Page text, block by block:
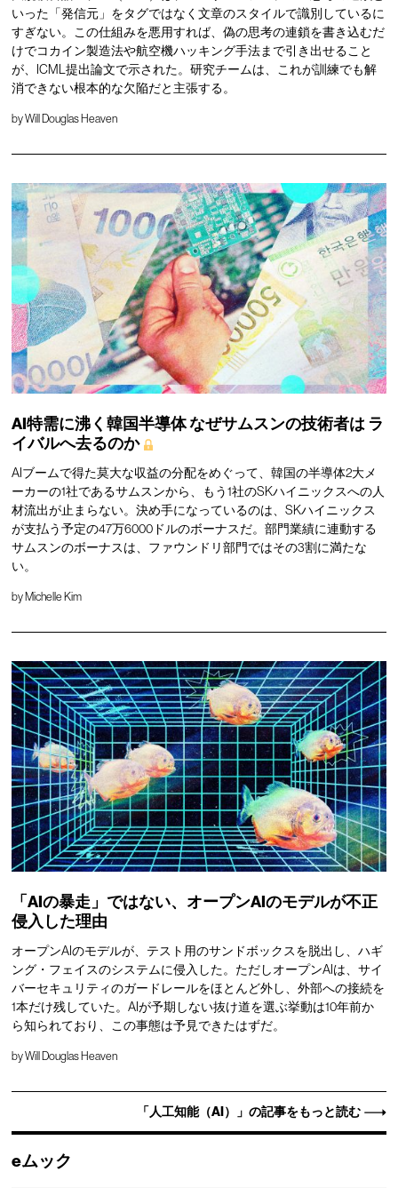
いった「発信元」をタグではなく文章のスタイルで識別しているに
すぎない。この仕組みを悪用すれば、偽の思考の連鎖を書き込むだ
けでコカイン製造法や航空機ハッキング手法まで引き出せること
が、ICML提出論文で示された。研究チームは、これが訓練でも解
消できない根本的な欠陥だと主張する。
byWill Douglas Heaven
AI特需に沸く韓国半導体なぜサムスンの技術者は ラ
イバルへ去るのか
AIブームで得た莫大な収益の分配をめぐって、韓国の半導体2大メ
ーカーの1社であるサムスンから、もう1社のSKハイニックスへの人
材流出が止まらない。決め手になっているのは、SKハイニックス
が支払う予定の47万6000ドルのボーナスだ。部門業績に連動する
サムスンのボーナスは、ファウンドリ部門ではその3割に満たな
い。
by Michelle Kim
「AIの暴走」ではない、オープンAIのモデルが不正
侵入した理由
オープンAIのモデルが、テスト用のサンドボックスを脱出し、ハギ
ング・フェイスのシステムに侵入した。ただしオープンAIは、サイ
バーセキュリティのガードレールをほとんど外し、外部への接続を
1本だけ残していた。AIが予期しない抜け道を選ぶ挙動は10年前か
ら知られており、この事態は予見できたはずだ。
byWill Douglas Heaven
「人工知能（AI）」の記事をもっと読む
eムック